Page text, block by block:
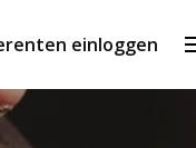
einloggen